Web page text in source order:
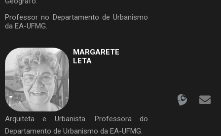
Professor no Departamento de Urbanismo
da EA-UFMG.
MARGARETE
LETA
Arquiteta e Urbanista. Professora do
Departamento de Urbanismo da EA-UFMG.